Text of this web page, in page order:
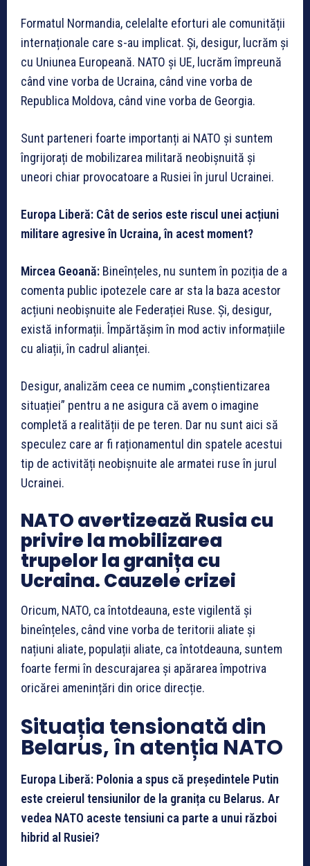
Formatul Normandia, celelalte eforturi ale comunității
internaționale care s-au implicat. Și, desigur, lucrăm și
cu Uniunea Europeană. NATO și UE, lucrăm împreună
când vine vorba de Ucraina, când vine vorba de
Republica Moldova, când vine vorba de Georgia.
Sunt parteneri foarte importanți ai NATO și suntem
îngrijorați de mobilizarea militară neobișnuită și
uneori chiar provocatoare a Rusiei în jurul Ucrainei.
Europa Liberă: Cât de serios este riscul unei acțiuni
militare agresive în Ucraina, în acest moment?
Mircea Geoană: Bineînțeles, nu suntem în poziția de a
comenta public ipotezele care ar sta la baza acestor
acțiuni neobișnuite ale Federației Ruse. Și, desigur,
există informații. Împărtășim în mod activ informațiile
cu aliații, în cadrul alianței.
Desigur, analizăm ceea ce numim „conștientizarea
situației” pentru a ne asigura că avem o imagine
completă a realității de pe teren. Dar nu sunt aici să
speculez care ar fi raționamentul din spatele acestui
tip de activități neobișnuite ale armatei ruse în jurul
Ucrainei.
NATO avertizează Rusia cu
privire la mobilizarea
trupelor la granița cu
Ucraina. Cauzele crizei
Oricum, NATO, ca întotdeauna, este vigilentă și
bineînțeles, când vine vorba de teritorii aliate și
națiuni aliate, populații aliate, ca întotdeauna, suntem
foarte fermi în descurajarea și apărarea împotriva
oricărei amenințări din orice direcție.
Situația tensionată din
Belarus, în atenția NATO
Europa Liberă: Polonia a spus că președintele Putin
este creierul tensiunilor de la granița cu Belarus. Ar
vedea NATO aceste tensiuni ca parte a unui război
hibrid al Rusiei?